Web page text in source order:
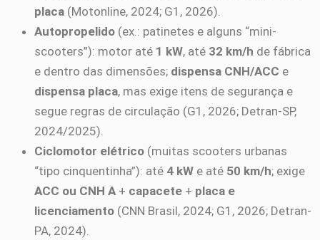
placa (Motonline, 2024; G1, 2026).
Autopropelido (ex.: patinetes e alguns “mini-
scooters”): motor até 1 kW, até 32 km/h de fábrica
e dentro das dimensões; dispensa CNH/ACC e
dispensa placa, mas exige itens de segurança e
segue regras de circulação (G1, 2026; Detran-SP,
2024/2025).
Ciclomotor elétrico (muitas scooters urbanas
“tipo cinquentinha”): até 4 kW e até 50 km/h; exige
ACC ou CNH A+ capacete + placa e
licenciamento (CNN Brasil, 2024; G1, 2026; Detran-
PA, 2024).